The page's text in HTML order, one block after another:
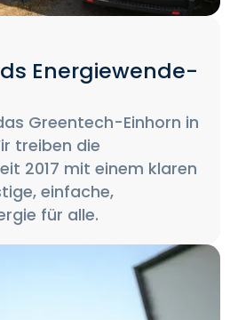
Energiewende-
Greentech-Einhorn in
treiben die
2017 mit einem klaren
einfache,
für alle.